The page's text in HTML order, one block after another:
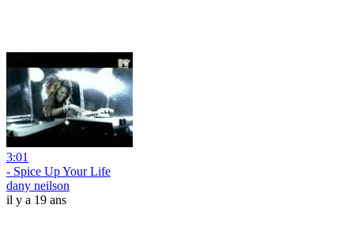
3:01
- Spice Up Your Life
dany neilson
il y a 19 ans